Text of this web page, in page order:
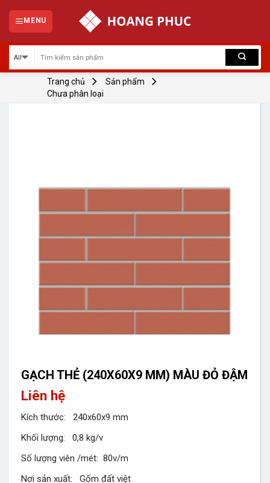
content
MENU
Trang chủ
Sản phẩm
Chưa phân loại
GẠCH THẺ (240X60X9 MM) MÀU ĐỎ ĐẬM
Liên hệ
Kích thước: 240x60x9 mm
Khối lượng: 0,8 kg/v
Số lượng viên /mét: 80v/m
Nơi sản xuất: Gốm đất việt